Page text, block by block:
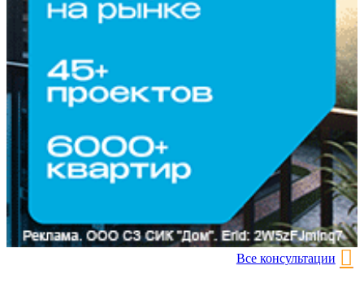
Все консультации